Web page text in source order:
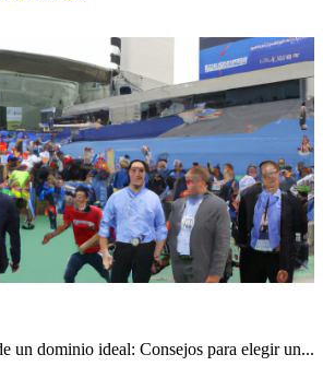
de un dominio
para elegir un
con
un dominio ideal: Consejos para elegir un...